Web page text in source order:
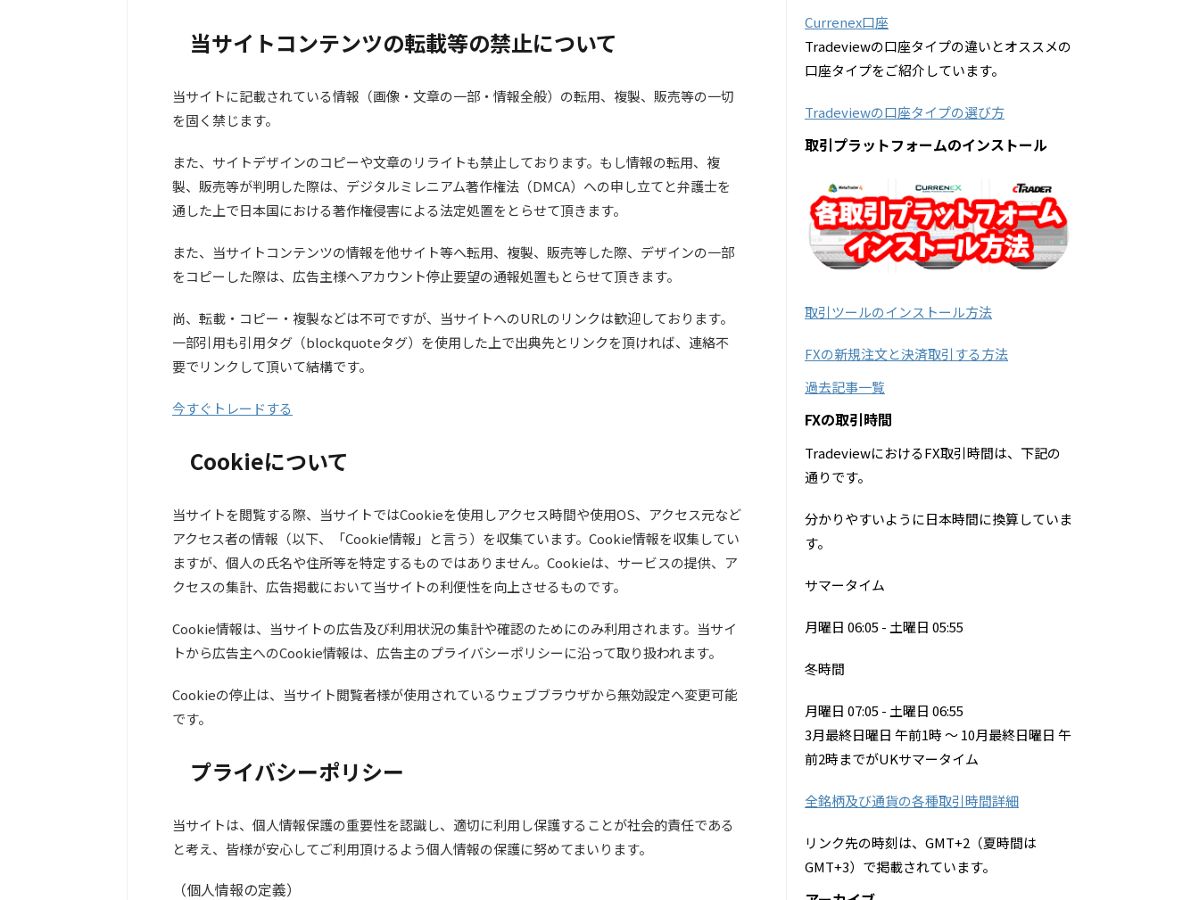
当サイトコンテンツの転載等の禁止について
当サイトに記載されている情報（画像・文章の一部・情報全般）の転用、複製、販売等の一切
を固く禁じます。
また、サイトデザインのコピーや文章のリライトも禁止しております。もし情報の転用、複
製、販売等が判明した際は、デジタルミレニアム著作権法（DMCA）への申し立てと弁護士を
通した上で日本国における著作権侵害による法定処置をとらせて頂きます。
また、当サイトコンテンツの情報を他サイト等へ転用、複製、販売等した際、デザインの一部
をコピーした際は、広告主様へアカウント停止要望の通報処置もとらせて頂きます。
尚、転載・コピー・複製などは不可ですが、当サイトへのURLのリンクは歓迎しております。
一部引用も引用タグ（blockquoteタグ）を使用した上で出典先とリンクを頂ければ、連絡不
要でリンクして頂いて結構です。
今すぐトレードする
Cookieについて
当サイトを閲覧する際、当サイトではCookieを使用しアクセス時間や使用OS、アクセス元など
アクセス者の情報（以下、「Cookie情報」と言う）を収集ています。Cookie情報を収集してい
ますが、個人の氏名や住所等を特定するものではありません。Cookieは、サービスの提供、ア
クセスの集計、広告掲載において当サイトの利便性を向上させるものです。
Cookie情報は、当サイトの広告及び利用状況の集計や確認のためにのみ利用されます。当サイ
トから広告主へのCookie情報は、広告主のプライバシーポリシーに沿って取り扱われます。
Cookieの停止は、当サイト閲覧者様が使用されているウェブブラウザから無効設定へ変更可能
です。
プライバシーポリシー
当サイトは、個人情報保護の重要性を認識し、適切に利用し保護することが社会的責任である
と考え、皆様が安心してご利用頂けるよう個人情報の保護に努めてまいります。
（個人情報の定義）
Currenex口座
Tradeviewの口座タイプの違いとオススメの
口座タイプをご紹介しています。
Tradeviewの口座タイプの選び方
取引プラットフォームのインストール
取引ツールのインストール方法
FXの新規注文と決済取引する方法
過去記事一覧
FXの取引時間
TradeviewにおけるFX取引時間は、下記の
通りです。
分かりやすいように日本時間に換算していま
す。
サマータイム
月曜日 06:05 - 土曜日 05:55
冬時間
月曜日 07:05 - 土曜日 06:55
3月最終日曜日 午前1時 ～ 10月最終日曜日 午
前2時までがUKサマータイム
全銘柄及び通貨の各種取引時間詳細
リンク先の時刻は、GMT+2（夏時間は
GMT+3）で掲載されています。